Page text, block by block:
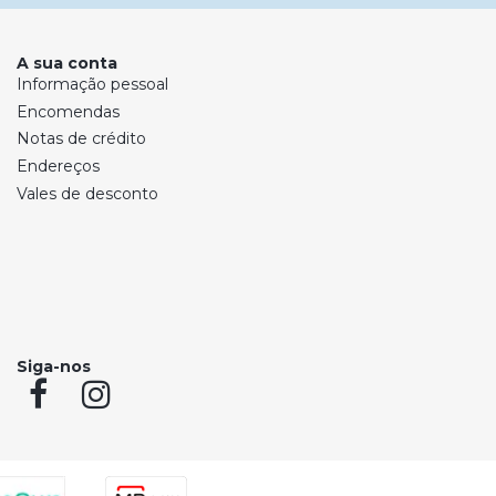
A sua conta
Informação pessoal
Encomendas
Notas de crédito
Endereços
Vales de desconto
Siga-nos